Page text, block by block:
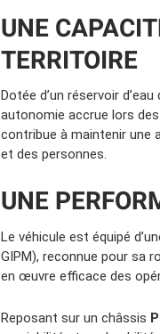
UNE
TERRITOIRE
Dotée d’un réservoir
autonomie accrue lors
contribue à maintenir une
et des personnes.
UNE
Le véhicule est équipé
GIPM), reconnue pour sa
en œuvre efficace des
Reposant sur un châssis